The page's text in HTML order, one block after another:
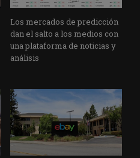
Los mercados de predicción
dan el salto a los medios con
una plataforma de noticias y
análisis